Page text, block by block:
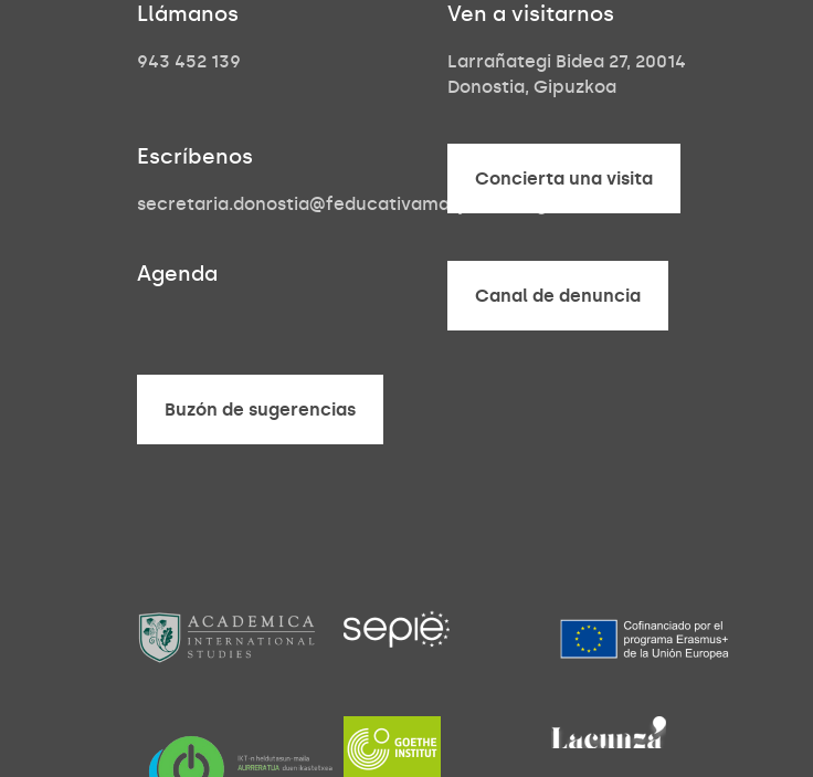
Llámanos
943 452 139
Ven a visitarnos
Larrañategi Bidea 27, 20014
Donostia, Gipuzkoa
Escríbenos
secretaria.donostia@feducativamaryward.org
Concierta una visita
Agenda
Canal de denuncia
Buzón de sugerencias